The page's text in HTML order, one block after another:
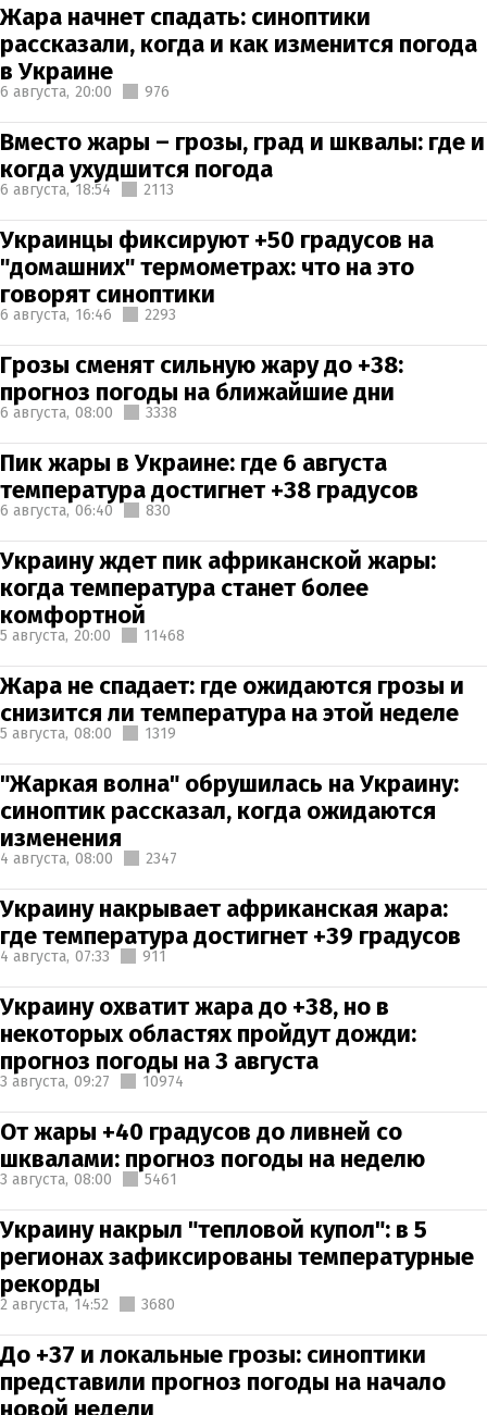
Жара начнет спадать: синоптики
рассказали, когда и как изменится погода
в Украине
6 августа, 20:00 976
Вместо жары – грозы, град и шквалы: где и
когда ухудшится погода
6 августа, 18:54 2113
Украинцы фиксируют +50 градусов на
"домашних" термометрах: что на это
говорят синоптики
6 августа, 16:46 2293
Грозы сменят сильную жару до +38:
прогноз погоды на ближайшие дни
6 августа, 08:00 3338
Пик жары в Украине: где 6 августа
температура достигнет +38 градусов
6 августа, 06:40 830
Украину ждет пик африканской жары:
когда температура станет более
комфортной
5 августа, 20:00 11468
Жара не спадает: где ожидаются грозы и
снизится ли температура на этой неделе
5 августа, 08:00 1319
"Жаркая волна" обрушилась на Украину:
синоптик рассказал, когда ожидаются
изменения
4 августа, 08:00 2347
Украину накрывает африканская жара:
где температура достигнет +39 градусов
4 августа, 07:33 911
Украину охватит жара до +38, но в
некоторых областях пройдут дожди:
прогноз погоды на 3 августа
3 августа, 09:27 10974
От жары +40 градусов до ливней со
шквалами: прогноз погоды на неделю
3 августа, 08:00 5461
Украину накрыл "тепловой купол": в 5
регионах зафиксированы температурные
рекорды
2 августа, 14:52 3680
До +37 и локальные грозы: синоптики
представили прогноз погоды на начало
новой недели